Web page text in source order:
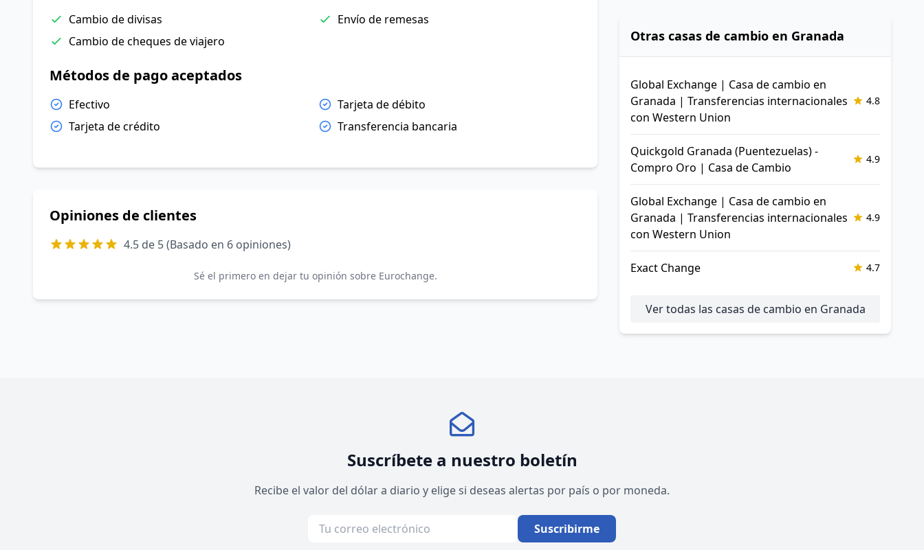
Cambio de divisas
Envío de remesas
Cambio de cheques de viajero
Métodos de pago aceptados
Efectivo
Tarjeta de débito
Tarjeta de crédito
Transferencia bancaria
Opiniones de clientes
4.5 de 5 (Basado en 6 opiniones)
Sé el primero en dejar tu opinión sobre Eurochange.
Otras casas de cambio en Granada
Global Exchange | Casa de cambio en
Granada | Transferencias internacionales
con Western Union
4.8
Quickgold Granada (Puentezuelas) -
Compro Oro | Casa de Cambio
4.9
Global Exchange | Casa de cambio en
Granada | Transferencias internacionales
con Western Union
4.9
Exact Change 4.7
Ver todas las casas de cambio en Granada
Suscríbete a nuestro boletín
Recibe el valor del dólar a diario y elige si deseas alertas por país o por moneda.
Suscribirme